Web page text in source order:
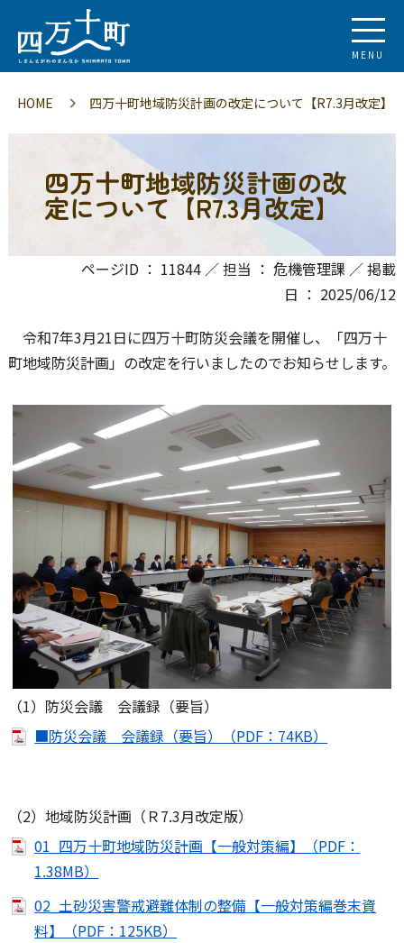
MENU
HOME 四万十町地域防災計画の改定について【R7.3月改定】
四万十町地域防災計画の改
定について【R7.3月改定】
ページID ： 11844 ／ 担当 ： 危機管理課 ／ 掲載
日 ： 2025/06/12
令和7年3月21日に四万十町防災会議を開催し、「四万十
町地域防災計画」の改定を行いましたのでお知らせします。
（1）防災会議 会議録（要旨）
■防災会議 会議録（要旨）（PDF：74KB）
（2）地域防災計画（Ｒ7.3月改定版）
01_四万十町地域防災計画【一般対策編】（PDF：
1.38MB）
02_土砂災害警戒避難体制の整備【一般対策編巻末資
料】（PDF：125KB）